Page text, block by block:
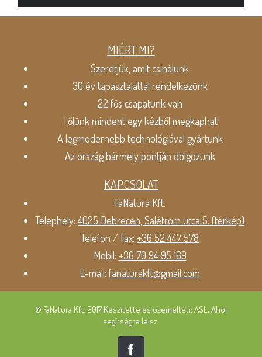
MIÉRT MI?
Szeretjük, amit csinálunk
30 év tapasztalattal rendelkezünk
22 fős csapatunk van
Tőlünk mindent egy kézből megkaphat
A legmodernebb technológiával gyártunk
Az ország bármely pontján dolgozunk
KAPCSOLAT
FaNatura Kft.
Telephely:4025 Debrecen, Salétrom utca 5. (térkép)
Telefon / Fax: +36 52 447 578
Mobil: +36 70 94 95 169
E-mail: fanaturakft@gmail.com
© FaNatura Kft. 2017 Készítette és üzemelteti: ASL, Ahol
segítségre lelsz.